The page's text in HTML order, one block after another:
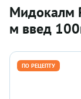
Мидокалм
м введ
ПО РЕЦЕПТУ